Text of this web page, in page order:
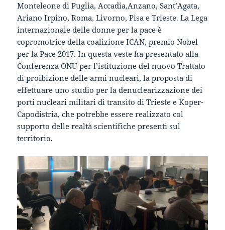
Monteleone di Puglia, Accadia,Anzano, Sant’Agata,
Ariano Irpino, Roma, Livorno, Pisa e Trieste. La Lega
internazionale delle donne per la pace è
copromotrice della coalizione ICAN, premio Nobel
per la Pace 2017. In questa veste ha presentato alla
Conferenza ONU per l’istituzione del nuovo Trattato
di proibizione delle armi nucleari, la proposta di
effettuare uno studio per la denuclearizzazione dei
porti nucleari militari di transito di Trieste e Koper-
Capodistria, che potrebbe essere realizzato col
supporto delle realtà scientifiche presenti sul
territorio.